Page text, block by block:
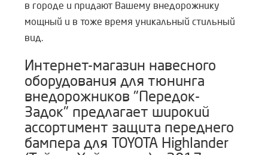
в городе и придают Вашему внедорожнику
мощный и в тоже время уникальный стильный
вид.
Интернет-магазин навесного
оборудования для тюнинга
внедорожников "Передок-
Задок" предлагает широкий
ассортимент защита переднего
бампера для TOYOTA Highlander